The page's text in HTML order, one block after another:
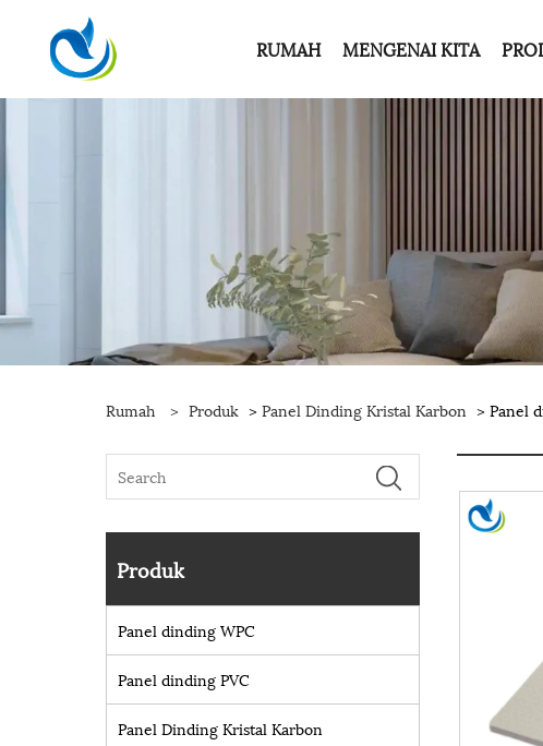
RUMAH MENGENAI KITA
Rumah > Produk > Panel Dinding Kristal Karbon > Panel
Produk
Panel dinding WPC
Panel dinding PVC
Panel Dinding Kristal Karbon